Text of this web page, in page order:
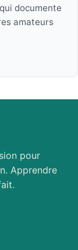
documente
amateurs
pour
Apprendre